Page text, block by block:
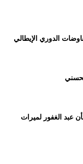
الدوري الإيطالي
عبد الغفور لميرات